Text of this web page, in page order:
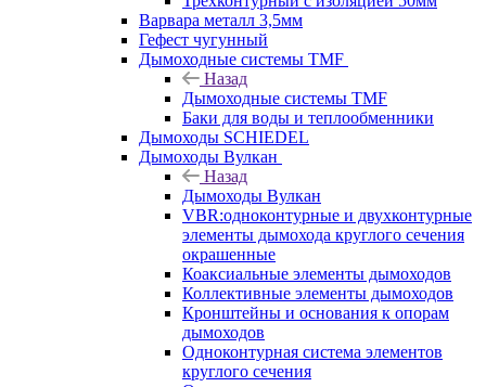
Варвара металл 3,5мм
Гефест чугунный
Дымоходные системы TMF
Назад
Дымоходные системы TMF
Баки для воды и теплообменники
Дымоходы SCHIEDEL
Дымоходы Вулкан
Назад
Дымоходы Вулкан
VBR:одноконтурные и двухконтурные
элементы дымохода круглого сечения
окрашенные
Коаксиальные элементы дымоходов
Коллективные элементы дымоходов
Кронштейны и основания к опорам
дымоходов
Одноконтурная система элементов
круглого сечения